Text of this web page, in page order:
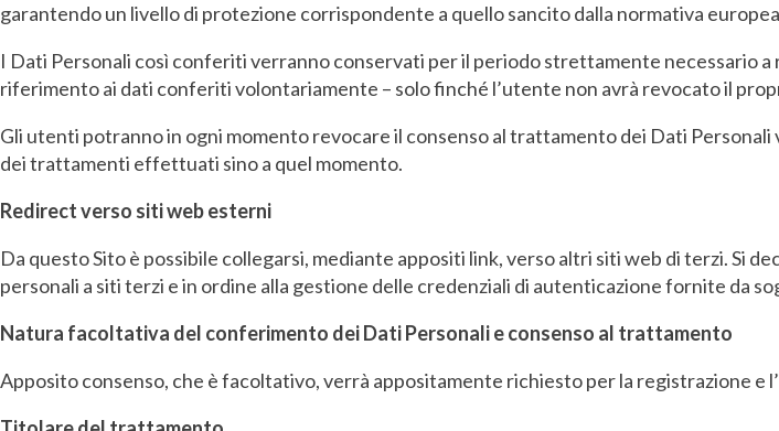
garantendo un livello di protezione corrispondente a quello sancito dalla normativa
I Dati Personali così conferiti verranno conservati per il periodo strettamente necessario
riferimento ai dati conferiti volontariamente – solo finché l’utente non avrà revocato il
Gli utenti potranno in ogni momento revocare il consenso al trattamento dei Dati
dei trattamenti effettuati sino a quel momento.
Redirect verso siti web esterni
Da questo Sito è possibile collegarsi, mediante appositi link, verso altri siti web di terzi. Si
personali a siti terzi e in ordine alla gestione delle credenziali di autenticazione fornite da
Natura facoltativa del conferimento dei Dati Personali e consenso al trattamento
Apposito consenso, che è facoltativo, verrà appositamente richiesto per la registrazione e